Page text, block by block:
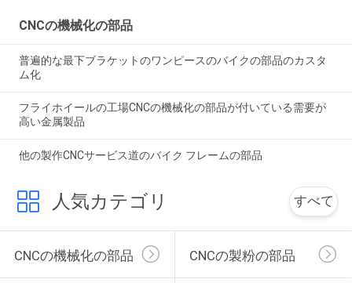
CNCの機械化の部品
普遍的な最下ブラケットのワンピースのバイクの部品のカスタ
ム化
フライホイールの工場CNCの機械化の部品が付いている需要が
高い金属製品
他の製作CNCサービス道のバイク フレームの部品
人気カテゴリ すべて
CNCの機械化の部品 CNCの製粉の部品